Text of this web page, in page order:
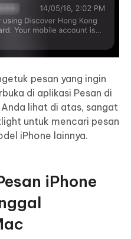
pesan yang ingin
di aplikasi Pesan di
lihat di atas, sangat
untuk mencari pesan
iPhone lainnya.
iPhone